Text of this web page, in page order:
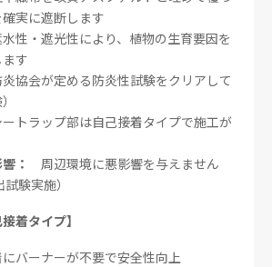
実に遮断します
性・遮光性により、植物の生育要因を
す
炎協会が定める防炎性試験をクリアして
ートラップ部は自己接着タイプで施工が
：
周辺環境に悪影響を与えません
験実施）
接着タイプ】
にバーナーが不要で安全性向上